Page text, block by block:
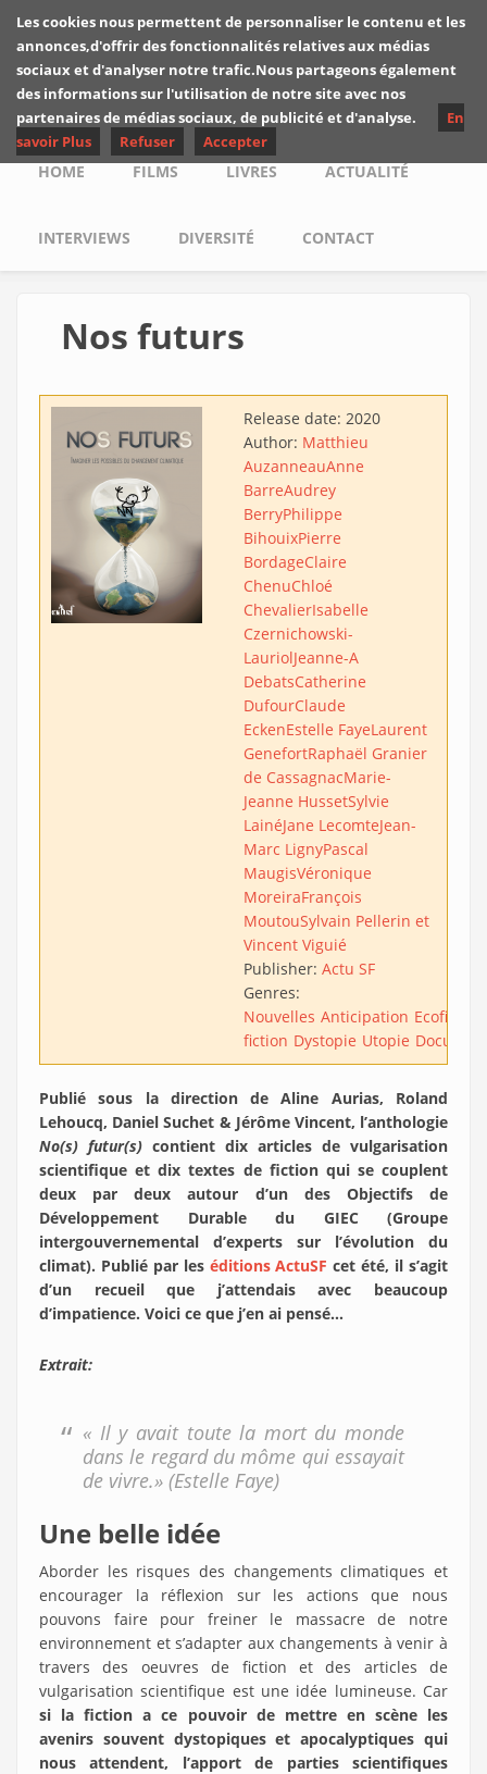
Skip to main content
Les critiques de
Yuyine
Main menu
HOME FILMS LIVRES ACTUALITÉ
INTERVIEWS DIVERSITÉ CONTACT
Nos futurs
Release date: 2020
Author: Matthieu
AuzanneauAnne
BarreAudrey
BerryPhilippe
BihouixPierre
BordageClaire
ChenuChloé
ChevalierIsabelle
Czernichowski-
LauriolJeanne-A
DebatsCatherine
DufourClaude
EckenEstelle FayeLaurent
GenefortRaphaël Granier
de CassagnacMarie-
Jeanne HussetSylvie
LainéJane LecomteJean-
Marc LignyPascal
MaugisVéronique
MoreiraFrançois
MoutouSylvain Pellerin et
Vincent Viguié
Publisher: Actu SF
Genres:
Nouvelles Anticipation Ecofiction
fiction Dystopie Utopie
Publié sous la direction de Aline Aurias, Roland
Lehoucq, Daniel Suchet & Jérôme Vincent, l’anthologie
No(s) futur(s) contient dix articles de vulgarisation
scientifique et dix textes de fiction qui se couplent
deux par deux autour d’un des Objectifs de
Développement Durable du GIEC (Groupe
intergouvernemental d’experts sur l’évolution du
climat). Publié par les éditions ActuSF cet été, il s’agit
d’un recueil que j’attendais avec beaucoup
d’impatience. Voici ce que j’en ai pensé…
Extrait:
« Il y avait toute la mort du monde
dans le regard du môme qui essayait
de vivre.» (Estelle Faye)
Une belle idée
Aborder les risques des changements climatiques et
encourager la réflexion sur les actions que nous
pouvons faire pour freiner le massacre de notre
environnement et s’adapter aux changements à venir à
travers des oeuvres de fiction et des articles de
vulgarisation scientifique est une idée lumineuse. Car
si la fiction a ce pouvoir de mettre en scène les
avenirs souvent dystopiques et apocalyptiques qui
nous attendent, l’apport de parties scientifiques
Les cookies nous permettent de personnaliser le contenu et les
annonces,d'offrir des fonctionnalités relatives aux médias
sociaux et d'analyser notre trafic.Nous partageons également
des informations sur l'utilisation de notre site avec nos
partenaires de médias sociaux, de publicité et d'analyse.
En
savoir Plus
Refuser Accepter